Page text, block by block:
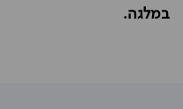
במלגה.